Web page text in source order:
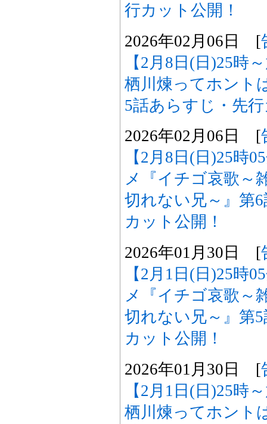
行カット公開！
2026年02月06日 [
【2月8日(日)25時
栖川煉ってホント
5話あらすじ・先
2026年02月06日 [
【2月8日(日)25時
メ『イチゴ哀歌～
切れない兄～』第
カット公開！
2026年01月30日 [
【2月1日(日)25時
メ『イチゴ哀歌～
切れない兄～』第
カット公開！
2026年01月30日 [
【2月1日(日)25時
栖川煉ってホント